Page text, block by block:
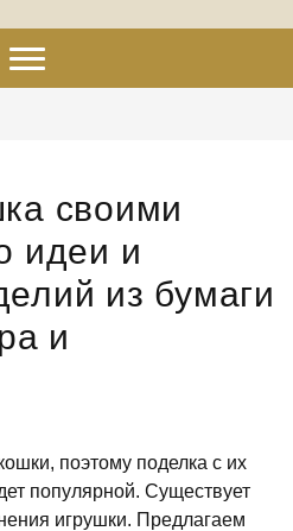
своими
идеи и
из бумаги
и
поэтому поделка с их
популярной. Существует
игрушки. Предлагаем